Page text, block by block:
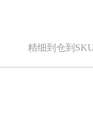
更新才能保持
精细到仓到